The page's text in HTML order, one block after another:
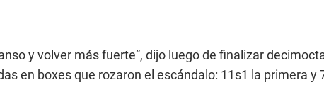
y volver más fuerte”, dijo luego de finalizar
en boxes que rozaron el escándalo: 11s1 la primera y